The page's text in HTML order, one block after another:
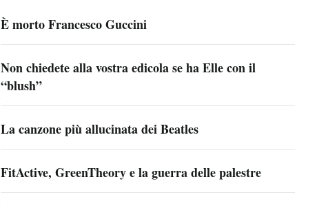
È morto Francesco Guccini
Non chiedete alla vostra edicola se ha Elle con il
“blush”
La canzone più allucinata dei Beatles
FitActive, GreenTheory e la guerra delle palestre